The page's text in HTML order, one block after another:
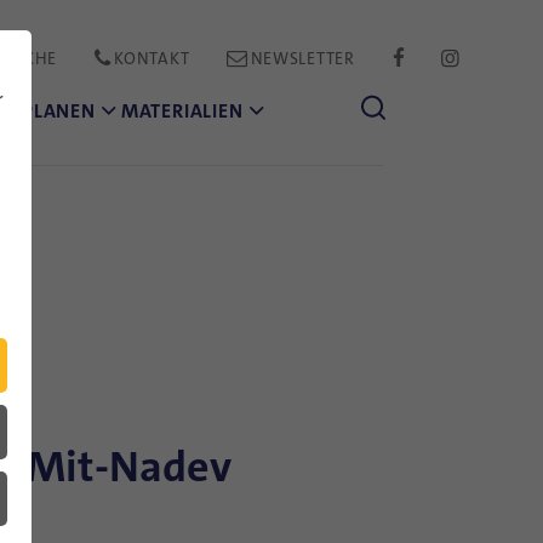
KONTAKT NEWSLETTER FACEBOOK
PLANEN MATERIALIEN
Mit-Nadev